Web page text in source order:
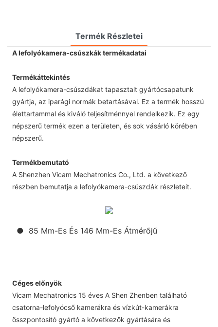
Termék Részletei
A lefolyókamera-csúszkák termékadatai
Termékáttekintés
A lefolyókamera-csúszdákat tapasztalt gyártócsapatunk
gyártja, az iparági normák betartásával. Ez a termék hosszú
élettartammal és kiváló teljesítménnyel rendelkezik. Ez egy
népszerű termék ezen a területen, és sok vásárló körében
népszerű.
Termékbemutató
A Shenzhen Vicam Mechatronics Co., Ltd. a következő
részben bemutatja a lefolyókamera-csúszdák részleteit.
● 85 Mm-Es És 146 Mm-Es Átmérőjű
Céges előnyök
Vicam Mechatronics 15 éves A Shen Zhenben található
csatorna-lefolyócső kamerákra és vízkút-kamerákra
összpontosító gyártó a következők gyártására és